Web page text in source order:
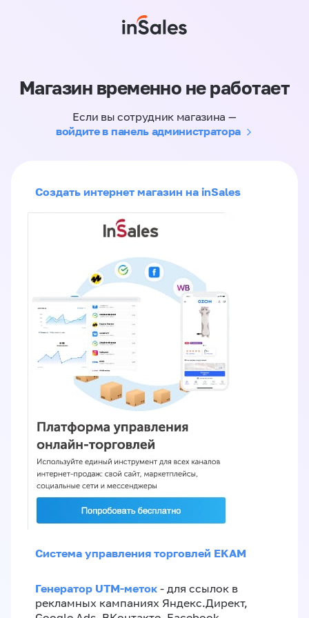
Магазин временно не работает
Если вы сотрудник магазина —
войдите в панель администратора
Создать интернет магазин на inSales
Система управления торговлей EKAM
Генератор UTM-меток - для ссылок в
рекламных кампаниях Яндекс.Директ,